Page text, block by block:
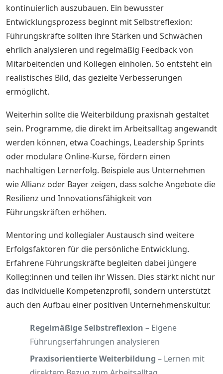
kontinuierlich auszubauen. Ein bewusster
Entwicklungsprozess beginnt mit Selbstreflexion:
Führungskräfte sollten ihre Stärken und Schwächen
ehrlich analysieren und regelmäßig Feedback von
Mitarbeitenden und Kollegen einholen. So entsteht ein
realistisches Bild, das gezielte Verbesserungen
ermöglicht.
Weiterhin sollte die Weiterbildung praxisnah gestaltet
sein. Programme, die direkt im Arbeitsalltag angewandt
werden können, etwa Coachings, Leadership Sprints
oder modulare Online-Kurse, fördern einen
nachhaltigen Lernerfolg. Beispiele aus Unternehmen
wie Allianz oder Bayer zeigen, dass solche Angebote die
Resilienz und Innovationsfähigkeit von
Führungskräften erhöhen.
Mentoring und kollegialer Austausch sind weitere
Erfolgsfaktoren für die persönliche Entwicklung.
Erfahrene Führungskräfte begleiten dabei jüngere
Kolleg:innen und teilen ihr Wissen. Dies stärkt nicht nur
das individuelle Kompetenzprofil, sondern unterstützt
auch den Aufbau einer positiven Unternehmenskultur.
Regelmäßige Selbstreflexion – Eigene
Führungserfahrungen analysieren
Praxisorientierte Weiterbildung – Lernen mit